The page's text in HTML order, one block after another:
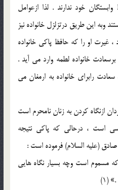
خود ندارند . لذا ازعوامل
وبه اين طريق درتزلزل خانواده نيز
او را که حافظ پاکي خانواده
خانواده لطمه وارد مي آيد .
رابراي خانواده به ارمغان مي
ازنگاه کردن به زنان نامحرم است
است ، درحالي که پاکي نتيجه
صادق (عليه السلام) فرموده است :
مسموم است وچه بسيار نگاه هايي
(1)